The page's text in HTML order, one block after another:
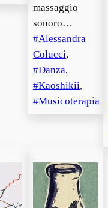
massaggio
sonoro…
Alessandra
Colucci ,
Danza ,
Kaoshikii ,
Musicoterapia